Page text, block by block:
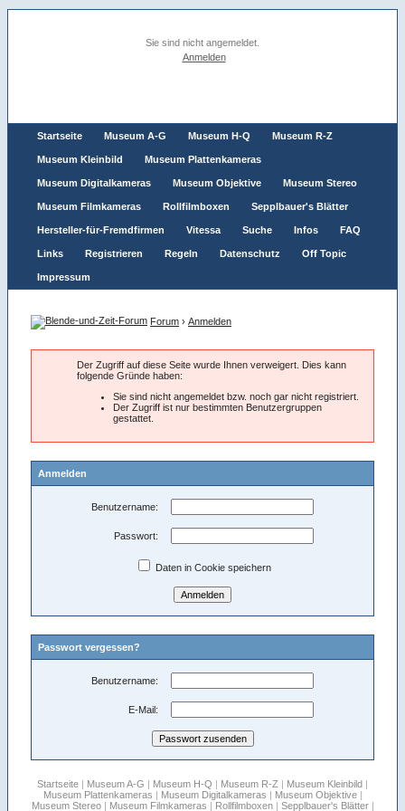
Sie sind nicht angemeldet.
Anmelden
Startseite Museum A-G Museum H-Q Museum R-Z
Museum Kleinbild Museum Plattenkameras
Museum Digitalkameras Museum Objektive Museum Stereo
Museum Filmkameras Rollfilmboxen Sepplbauer's Blätter
Hersteller-für-Fremdfirmen Vitessa Suche Infos FAQ
Links Registrieren Regeln Datenschutz Off Topic
Impressum
Forum › Anmelden
Der Zugriff auf diese Seite wurde Ihnen verweigert. Dies kann
folgende Gründe haben:
Sie sind nicht angemeldet bzw. noch gar nicht registriert.
Der Zugriff ist nur bestimmten Benutzergruppen
gestattet.
Anmelden
Benutzername:
Passwort:
Daten in Cookie speichern
Passwort vergessen?
Benutzername:
E-Mail:
Startseite Museum A-G Museum H-Q Museum R-Z Museum Kleinbild
Museum Plattenkameras
Museum Digitalkameras Museum Objektive|
Museum Stereo| Museum Filmkameras Rollfilmboxen| Sepplbauer's Blätter|